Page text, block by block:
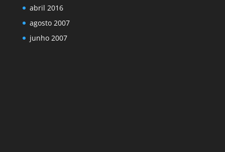
abril 2016
agosto 2007
junho 2007